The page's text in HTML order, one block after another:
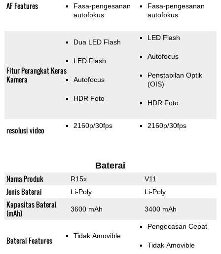
AF Features
Fasa-pengesanan
autofokus
Fasa-pengesanan
autofokus
Fitur Perangkat Keras
Kamera
Dua LED Flash
LED Flash
Autofocus
HDR Foto
LED Flash
Autofocus
Penstabilan Optik
(OIS)
HDR Foto
resolusi video 2160p/30fps 2160p/30fps
Baterai
Nama Produk R15x V11
Jenis Baterai Li-Poly Li-Poly
Kapasitas Baterai
(mAh)
3600 mAh 3400 mAh
Baterai Features Tidak Amovible
Pengecasan Cepat
Tidak Amovible